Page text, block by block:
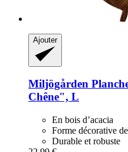
Ajouter
Miljögården
Chêne", L
En bois d’acacia
Forme décorative
Durable et robuste